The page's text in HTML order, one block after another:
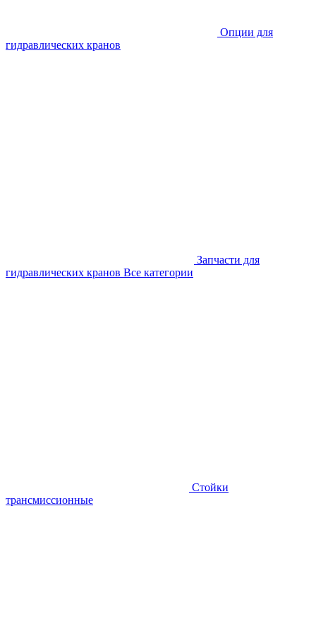
Опции для
гидравлических кранов
Запчасти для
гидравлических кранов Все категории
Стойки
трансмиссионные